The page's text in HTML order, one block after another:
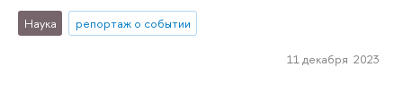
Наука репортаж о событии
11 декабря 2023